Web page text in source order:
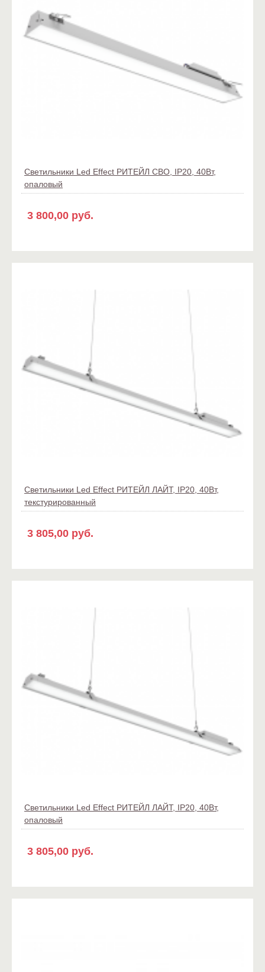
Светильники Led Effect РИТЕЙЛ СВО, IP20, 40Вт,
опаловый
3 800,00 руб.
Светильники Led Effect РИТЕЙЛ ЛАЙТ, IP20, 40Вт,
текстурированный
3 805,00 руб.
Светильники Led Effect РИТЕЙЛ ЛАЙТ, IP20, 40Вт,
опаловый
3 805,00 руб.